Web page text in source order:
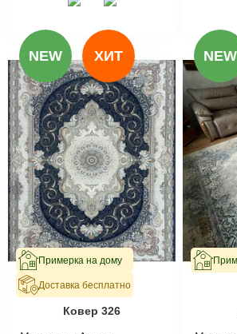
NEW ХИТ
Примерка на дому
Доставка бесплатно
В наличии
Ковер 326
NEW